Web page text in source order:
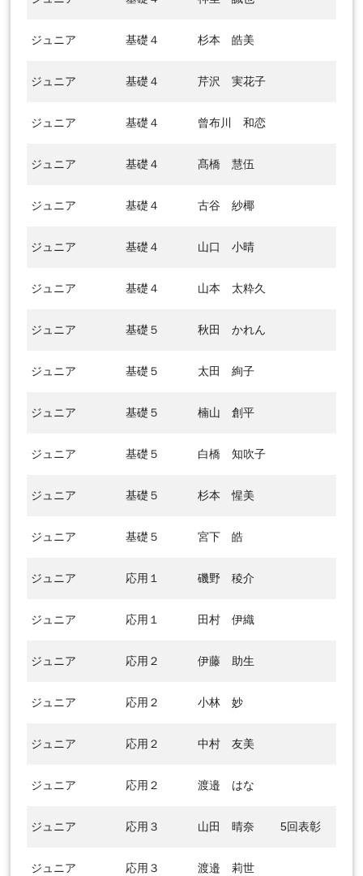
ジュニア 基礎４ 杉本 皓美
ジュニア 基礎４ 芹沢 実花子
ジュニア 基礎４ 曾布川 和恋
ジュニア 基礎４ 髙橋 慧伍
ジュニア 基礎４ 古谷 紗椰
ジュニア 基礎４ 山口 小晴
ジュニア 基礎４ 山本 太粋久
ジュニア 基礎５ 秋田 かれん
ジュニア 基礎５ 太田 絢子
ジュニア 基礎５ 楠山 創平
ジュニア 基礎５ 白橋 知吹子
ジュニア 基礎５ 杉本 惺美
ジュニア 基礎５ 宮下 皓
ジュニア 応用１ 磯野 稜介
ジュニア 応用１ 田村 伊織
ジュニア 応用２ 伊藤 助生
ジュニア 応用２ 小林 妙
ジュニア 応用２ 中村 友美
ジュニア 応用２ 渡邉 はな
ジュニア 応用３ 山田 晴奈 5回表彰
ジュニア 応用３ 渡邉 莉世